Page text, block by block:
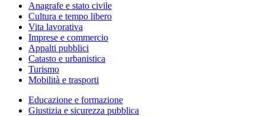
Anagrafe e stato civile
Cultura e tempo libero
Vita lavorativa
Imprese e commercio
Appalti pubblici
Catasto e urbanistica
Turismo
Mobilità e trasporti
Educazione e formazione
Giustizia e sicurezza pubblica